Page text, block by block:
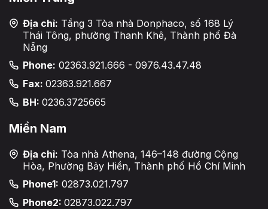
Địa chỉ: Tầng 3 Tòa nhà Donphaco, số 168 Lý
Thái Tông, phường Thanh Khê, Thành phố Đà
Nẵng
Phone: 02363.921.666 - 0976.43.47.48
Fax: 02363.921.667
BH: 0236.3725665
Miền Nam
Địa chỉ: Tòa nhà Athena, 146–148 đường Cộng
Hòa, Phường Bảy Hiền, Thành phố Hồ Chí Minh
Phone1: 02873.021.797
Phone2: 02873.022.797